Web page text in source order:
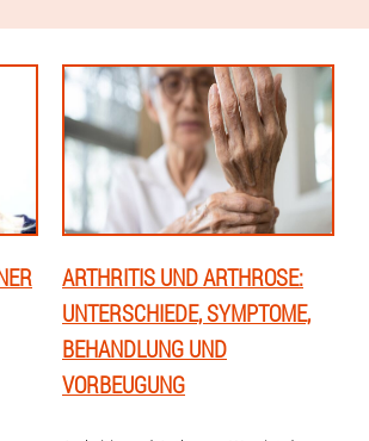
ARTHRITIS UND ARTHROSE:
UNTERSCHIEDE, SYMPTOME,
BEHANDLUNG UND
VORBEUGUNG